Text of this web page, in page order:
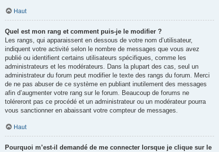
Haut
Quel est mon rang et comment puis-je le modifier ?
Les rangs, qui apparaissent en dessous de votre nom d’utilisateur,
indiquent votre activité selon le nombre de messages que vous avez
publié ou identifient certains utilisateurs spécifiques, comme les
administrateurs et les modérateurs. Dans la plupart des cas, seul un
administrateur du forum peut modifier le texte des rangs du forum. Merci
de ne pas abuser de ce système en publiant inutilement des messages
afin d’augmenter votre rang sur le forum. Beaucoup de forums ne
toléreront pas ce procédé et un administrateur ou un modérateur pourra
vous sanctionner en abaissant votre compteur de messages.
Haut
Pourquoi m’est-il demandé de me connecter lorsque je clique sur le